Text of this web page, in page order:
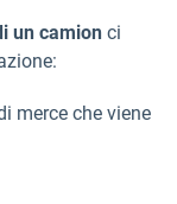
un camion ci
merce che viene